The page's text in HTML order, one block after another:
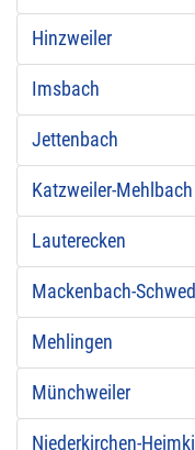
Hinzweiler
Imsbach
Jettenbach
Katzweiler-Mehlbach
Lauterecken
Mackenbach-
Mehlingen
Münchweiler
Niederkirchen-